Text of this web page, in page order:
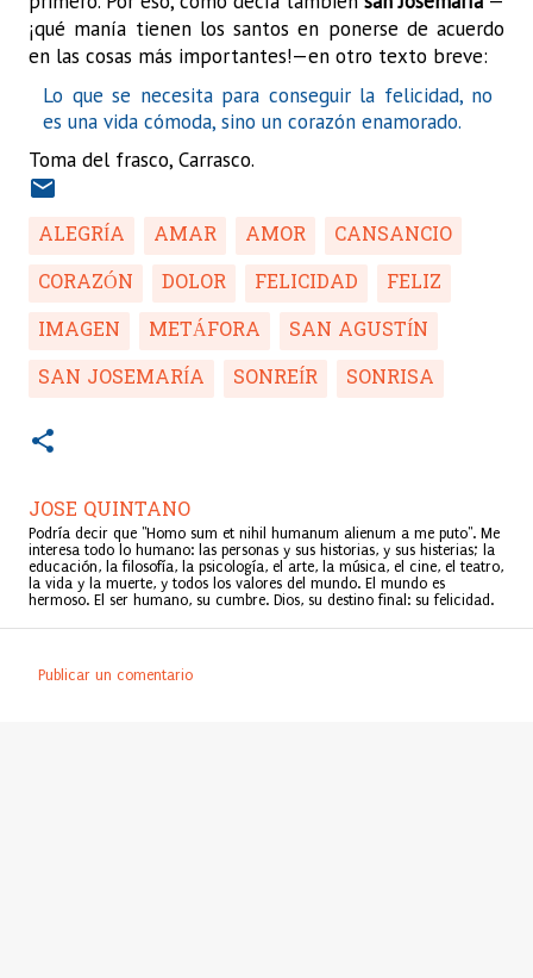
¡qué manía tienen los santos en ponerse de acuerdo
en las cosas más importantes!—en otro texto breve:
Lo que se necesita para conseguir la felicidad, no
es una vida cómoda, sino un corazón enamorado.
Toma del frasco, Carrasco.
ALEGRÍA AMAR AMOR
CANSANCIO
CORAZÓN
DOLOR FELICIDAD
FELIZ
IMAGEN
METÁFORA
SAN AGUSTÍN
SAN JOSEMARÍA
SONREÍR SONRISA
JOSE QUINTANO
Podría decir que "Homo sum et nihil humanum alienum a me puto". Me
interesa todo lo humano: las personas y sus historias, y sus histerias; la
educación, la filosofía, la psicología, el arte, la música, el cine, el teatro,
la vida y la muerte, y todos los valores del mundo. El mundo es
hermoso. El ser humano, su cumbre. Dios, su destino final: su felicidad.
Publicar un comentario